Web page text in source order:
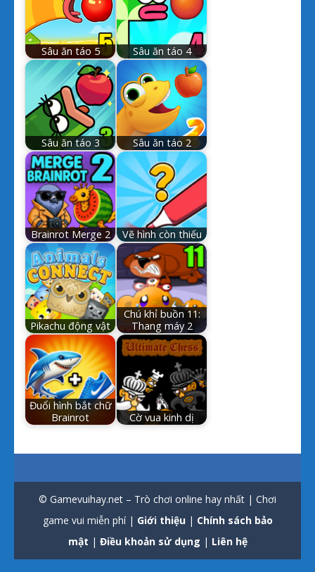
Sâu ăn táo 5 Sâu ăn táo 4
Sâu ăn táo 3 Sâu ăn táo 2
Brainrot Merge 2 Vẽ hình còn thiếu
Pikachu động vật
Chú khỉ buồn 11:
Thang máy 2
Đuổi hình bắt chữ
Brainrot
Cờ vua kinh dị
© Gamevuihay.net – Trò chơi online hay nhất | Chơi
game vui miễn phí | Giới thiệu| Chính sách bảo
mật | Điều khoản sử dụng | Liên hệ